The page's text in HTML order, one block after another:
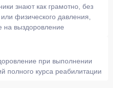
знают как грамотно, без
физического давления,
на выздоровление
при выполнении
полного курса реабилитации